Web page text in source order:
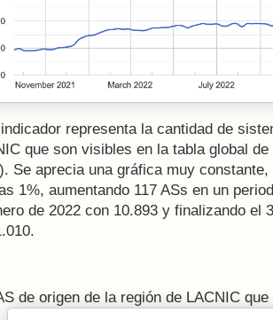
representa la cantidad de
que son visibles en la tabla global
Se aprecia una gráfica muy
1%, aumentando 117 ASs en un
de 2022 con 10.893 y finalizando el
de origen de la región de LACNIC